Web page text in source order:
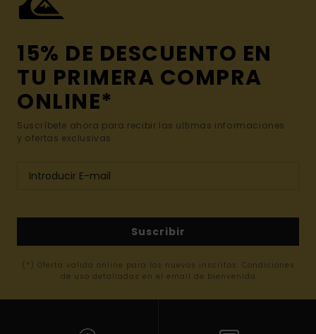
15% DE DESCUENTO EN
TU PRIMERA COMPRA
ONLINE*
Suscríbete ahora para recibir las ultimas informaciones
y ofertas exclusivas.
Suscribir
(*) Oferta valida online para los nuevos inscritos. Condiciones
de uso detalladas en el email de bienvenida